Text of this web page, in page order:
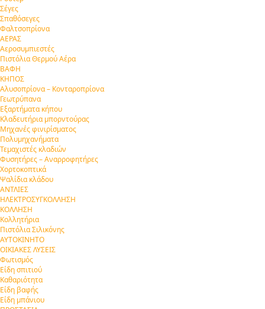
Σέγες
Σπαθόσεγες
Φαλτσοπρίονα
ΑΕΡΑΣ
Αεροσυμπιεστές
Πιστόλια Θερμού Αέρα
ΒΑΦΗ
ΚΗΠΟΣ
Αλυσοπρίονα – Κονταροπρίονα
Γεωτρύπανα
Εξαρτήματα κήπου
Κλαδευτήρια μπορντούρας
Μηχανές φινιρίσματος
Πολυμηχανήματα
Τεμαχιστές κλαδιών
Φυσητήρες – Αναρροφητήρες
Χορτοκοπτικά
Ψαλίδια κλάδου
ΑΝΤΛΙΕΣ
ΗΛΕΚΤΡΟΣΥΓΚΟΛΛΗΣΗ
ΚΟΛΛΗΣΗ
Κολλητήρια
Πιστόλια Σιλικόνης
ΑΥΤΟΚΙΝΗΤΟ
ΟΙΚΙΑΚΕΣ ΛΥΣΕΙΣ
Φωτισμός
Είδη σπιτιού
Καθαριότητα
Είδη βαφής
Είδη μπάνιου